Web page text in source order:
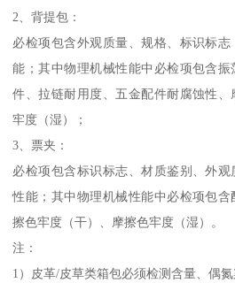
2、背提包：
必检项包含外观质量、规格、标识标
能；其中物理机械性能中必检项包含
件、拉链耐用度、五金配件耐腐蚀性
牢度（湿）；
3、票夹：
必检项包含标识标志、材质鉴别、外
性能；其中物理机械性能中必检项包
擦色牢度（干）、摩擦色牢度（湿）。
注：
1）皮革/皮草类箱包必须检测含量、偶氮